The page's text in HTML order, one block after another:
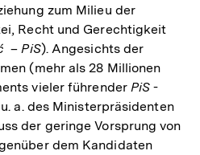
zum Milieu der
Recht und Gerechtigkeit
–PiS). Angesichts der
(mehr als 28 Millionen
vieler führender PiS -
a. des Ministerpräsidenten
der geringe Vorsprung von
dem Kandidaten